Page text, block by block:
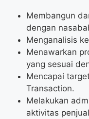
Membangun
dengan
Menganalisis
Menawarkan
yang sesuai
Mencapai
Transaction.
Melakukan
aktivitas